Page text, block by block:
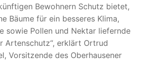
Bewohnern Schutz bietet,
Bäume für ein besseres Klima,
sowie Pollen und Nektar liefernde
Artenschutz“, erklärt Ortrud
Vorsitzende des Oberhausener